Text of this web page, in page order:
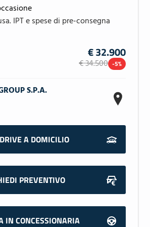
€ 32.900
-5%
€ 34.500
S.P.A.
A DOMICILIO
PREVENTIVO
IN CONCESSIONARIA